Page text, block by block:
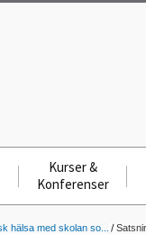
Kurser &
Konferenser
hälsa med skolan so...